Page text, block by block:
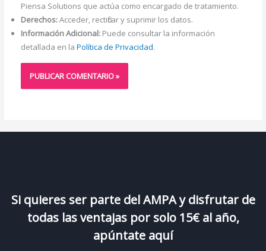
Piensa Solutions que actúa como encargado de tratamiento.
Derechos:Acceder, rectificar y suprimir los datos.
Información Adicional:Puede consultar la información
detallada en la Política de Privacidad.
Si quieres ser parte del AMPA y disfrutar de
todas las ventajas por solo 15€ al año,
apúntate aquí